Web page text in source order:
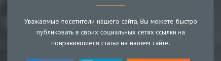
Уважаемые посетители нашего сайта, Вы можете быстро
публиковать в своих социальных сетях ссылки на
понравившиеся статьи на нашем сайте.